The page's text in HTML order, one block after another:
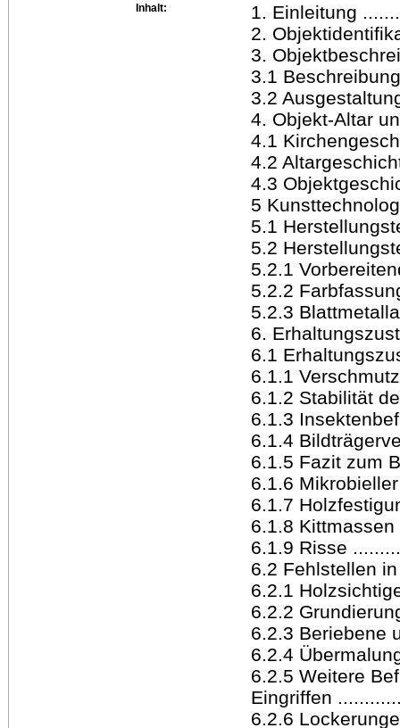
Inhalt:
1. Einleitung
2.
3.
3.1
3.2
4. Objekt-Altar
4.1
4.2
4.3
5
5.1
5.2
5.2.1
5.2.2
5.2.3
6.
6.1
6.1.1
6.1.2 Stabilität
6.1.3
6.1.4
6.1.5 Fazit zum
6.1.6
6.1.7
6.1.8
6.1.9 Risse
6.2 Fehlstellen
6.2.1
6.2.2
6.2.3 Beriebene
6.2.4
6.2.5 Weitere
Eingriffen
6.2.6